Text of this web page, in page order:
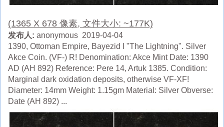
(1365 X 678 像素, 文件大小: ~177K)
发布人: anonymous 2019-04-04
1390, Ottoman Empire, Bayezid I "The Lightning". Silver
Akce Coin. (VF-) R! Denomination: Akce Mint Date: 1390
AD (AH 892) Reference: Pere 14, Artuk 1385. Condition:
Marginal dark oxidation deposits, otherwise VF-XF!
Diameter: 14mm Weight: 1.15gm Material: Silver Obverse:
Date (AH 892) ...